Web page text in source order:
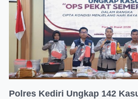
Polres Kediri Ungkap 142